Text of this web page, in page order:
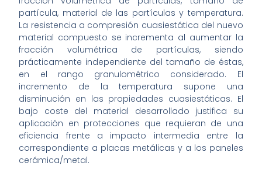
partícula, material de las partículas y temperatura.
La resistencia a compresión cuasiestática del nuevo
material compuesto se incrementa al aumentar la
fracción volumétrica de partículas, siendo
prácticamente independiente del tamaño de éstas,
en el rango granulométrico considerado. El
incremento de la temperatura supone una
disminución en las propiedades cuasiestáticas. El
bajo coste del material desarrollado justifica su
aplicación en protecciones que requieran de una
eficiencia frente a impacto intermedia entre la
correspondiente a placas metálicas y a los paneles
cerámica/metal.